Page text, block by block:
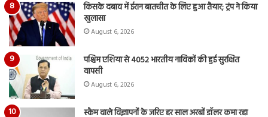
किसके दबाव में ईरान बातचीत के लिए हुआ तैयार; ट्रंप ने किया
खुलासा
August 6, 2026
पश्चिम एशिया से 4052 भारतीय नाविकों की हुई सुरक्षित
वापसी
August 6, 2026
स्कैम वाले विज्ञापनों के जरिए हर साल अरबों डॉलर कमा रहा